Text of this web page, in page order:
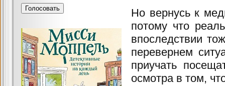
Но вернусь к
потому что
впоследствии
перевернем
приучать
осмотра в том,